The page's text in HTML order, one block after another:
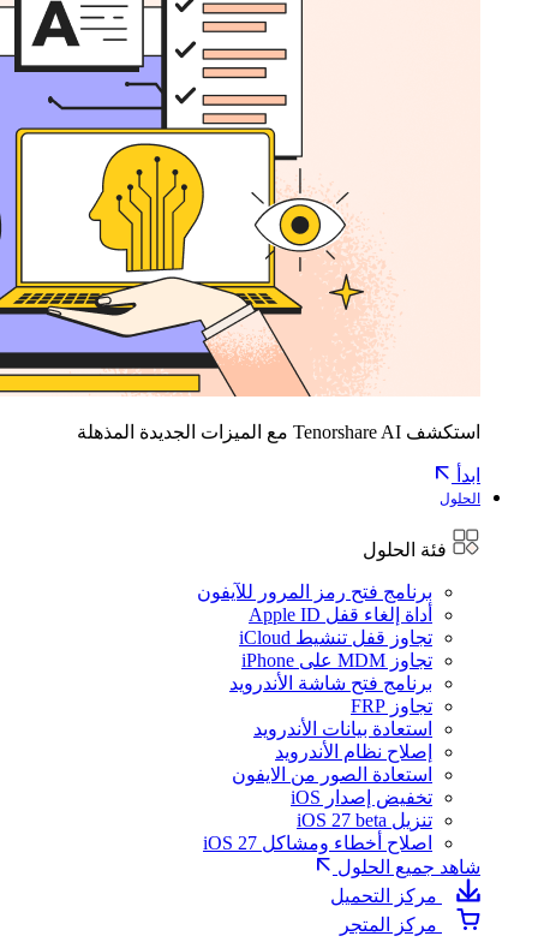
استكشف Tenorshare AI مع الميزات الجديدة المذهلة
ابدأ
الحلول
فئة الحلول
برنامج فتح رمز المرور للآيفون
أداة إلغاء قفل Apple ID
تجاوز قفل تنشيط iCloud
تجاوز MDM على iPhone
برنامج فتح شاشة الأندرويد
تجاوز FRP
استعادة بيانات الأندرويد
إصلاح نظام الأندرويد
استعادة الصور من الايفون
تخفيض إصدار iOS
تنزيل iOS 27 beta
اصلاح أخطاء ومشاكل iOS 27
شاهد جميع الحلول
مركز التحميل
مركز المتجر